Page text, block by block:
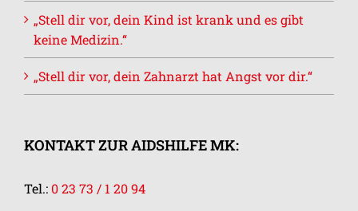
„Stell dir vor, dein Kind ist krank und es gibt
keine Medizin.“
„Stell dir vor, dein Zahnarzt hat Angst vor dir.“
KONTAKT ZUR AIDSHILFE MK:
Tel.: 0 23 73 / 1 20 94